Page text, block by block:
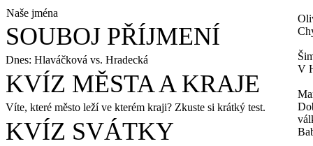
Naše jména
SOUBOJ PŘÍJMENÍ
Dnes: Hlaváčková vs. Hradecká
KVÍZ MĚSTA A KRAJE
Víte, které město leží ve kterém kraji? Zkuste si krátký test.
KVÍZ SVÁTKY
V